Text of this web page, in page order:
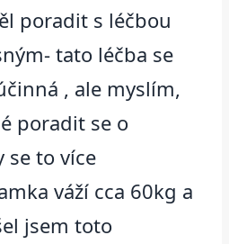
poradit s léčbou
tato léčba se
, ale myslím,
poradit se o
se to více
váží cca 60kg a
jsem toto